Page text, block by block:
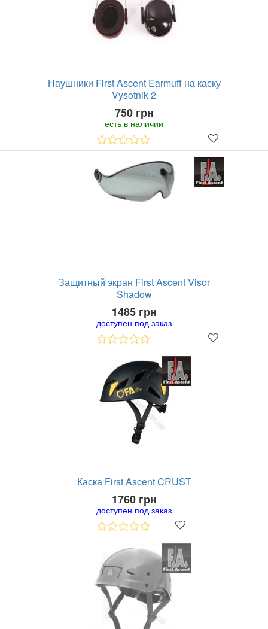
Наушники First Ascent Earmuff на каску
Vysotnik 2
750 грн
есть в наличии
Защитный экран First Ascent Visor
Shadow
1485 грн
доступен под заказ
Каска First Ascent CRUST
1760 грн
доступен под заказ